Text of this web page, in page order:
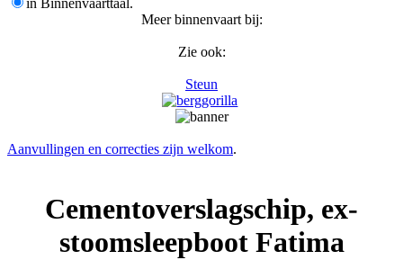
in Binnenvaarttaal.
Meer binnenvaart bij:
Zie ook:
Steun
Aanvullingen en correcties zijn welkom.
Cementoverslagschip, ex-
stoomsleepboot Fatima